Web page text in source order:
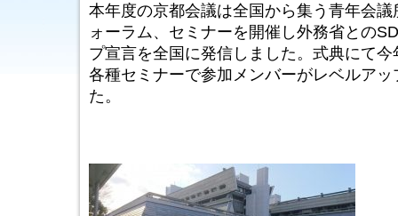
本年度の京都会議は全国から集う青年会
ォーラム、セミナーを開催し外務省との
プ宣言を全国に発信しました。式典にて
各種セミナーで参加メンバーがレベルア
た。